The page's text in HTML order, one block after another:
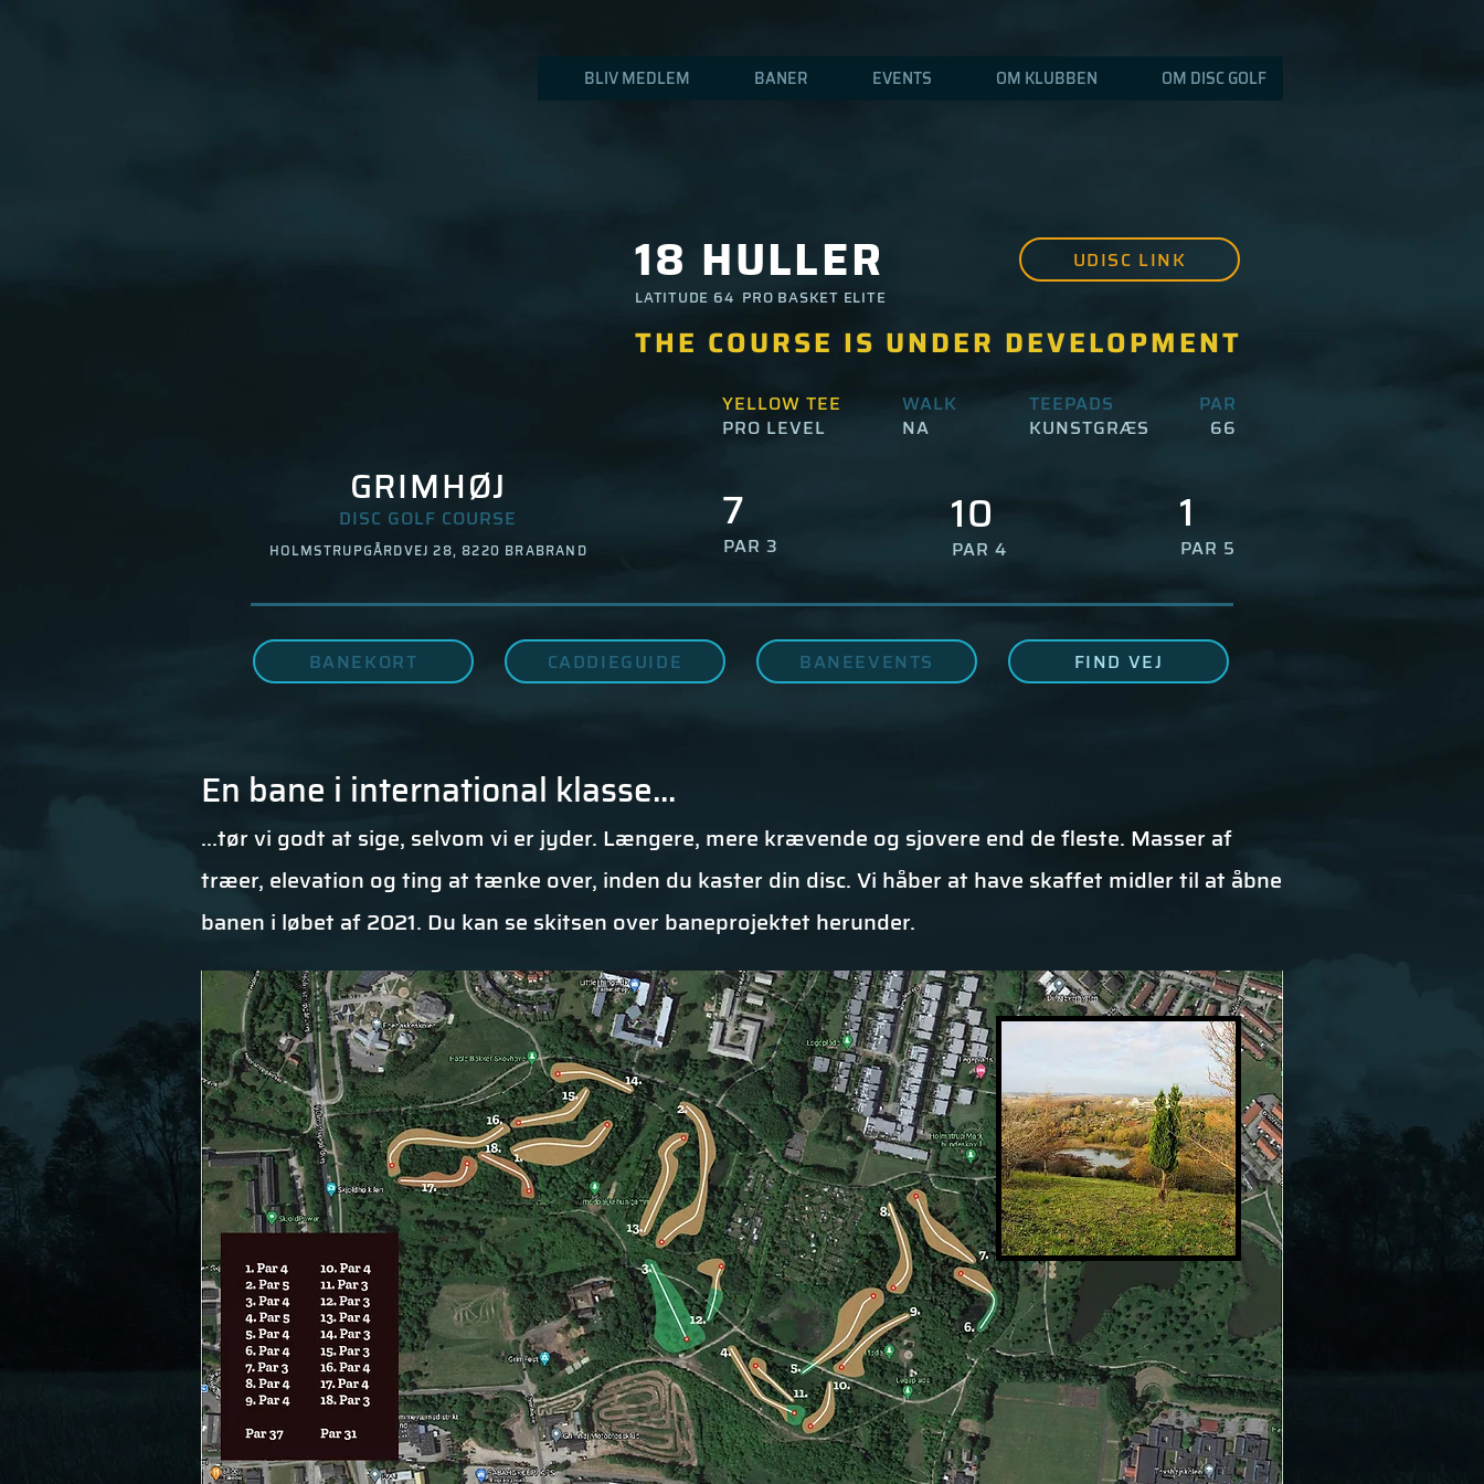
BLIV MEDLEM BANER EVENTS OM KLUBBEN OM DISC GOLF
UDISC LINK
THE COURSE IS UNDER DEVELOPMENT
YELLOW TEE
PRO LEVEL
NA
WALK
KUNSTGRÆS
TEEPADS
PAR
66
7
PAR 3
10
PAR 4
1
PAR 5
BANEKORT CADDIEGUIDE BANEEVENTS FIND VEJ
DISC GOLF COURSE
GRIMHØJ
HOLMSTRUPGÅRDVEJ 28, 8220 BRABRAND
18 HULLER
LATITUDE 64 PRO BASKET ELITE
En bane i international klasse...
...tør vi godt at sige, selvom vi er jyder. Længere, mere krævende og sjovere end de fleste. Masser af
træer, elevation og ting at tænke over, inden du kaster din disc. Vi håber at have skaffet midler til at åbne
banen i løbet af 2021. Du kan se skitsen over baneprojektet herunder.